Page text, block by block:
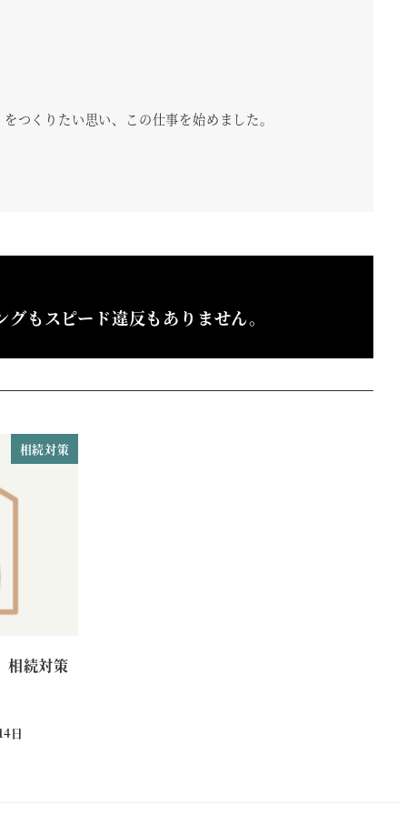
つくりたい思い、この仕事を始めました。
もスピード違反もありません。
相続対策
続対策
日